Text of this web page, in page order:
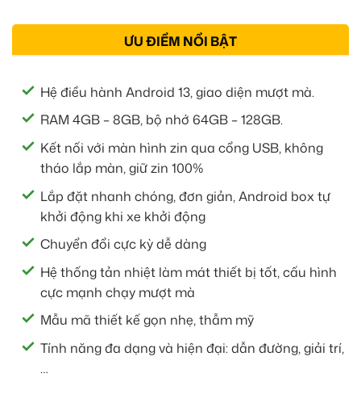
ƯU ĐIỂM NỔI BẬT
Hệ điều hành Android 13, giao diện mượt mà.
RAM 4GB – 8GB, bộ nhớ 64GB – 128GB.
Kết nối với màn hình zin qua cổng USB, không
tháo lắp màn, giữ zin 100%
Lắp đặt nhanh chóng, đơn giản, Android box tự
khởi động khi xe khởi động
Chuyển đổi cực kỳ dễ dàng
Hệ thống tản nhiệt làm mát thiết bị tốt, cấu hình
cực mạnh chạy mượt mà
Mẫu mã thiết kế gọn nhẹ, thẫm mỹ
Tính năng đa dạng và hiện đại: dẫn đường, giải trí,
…